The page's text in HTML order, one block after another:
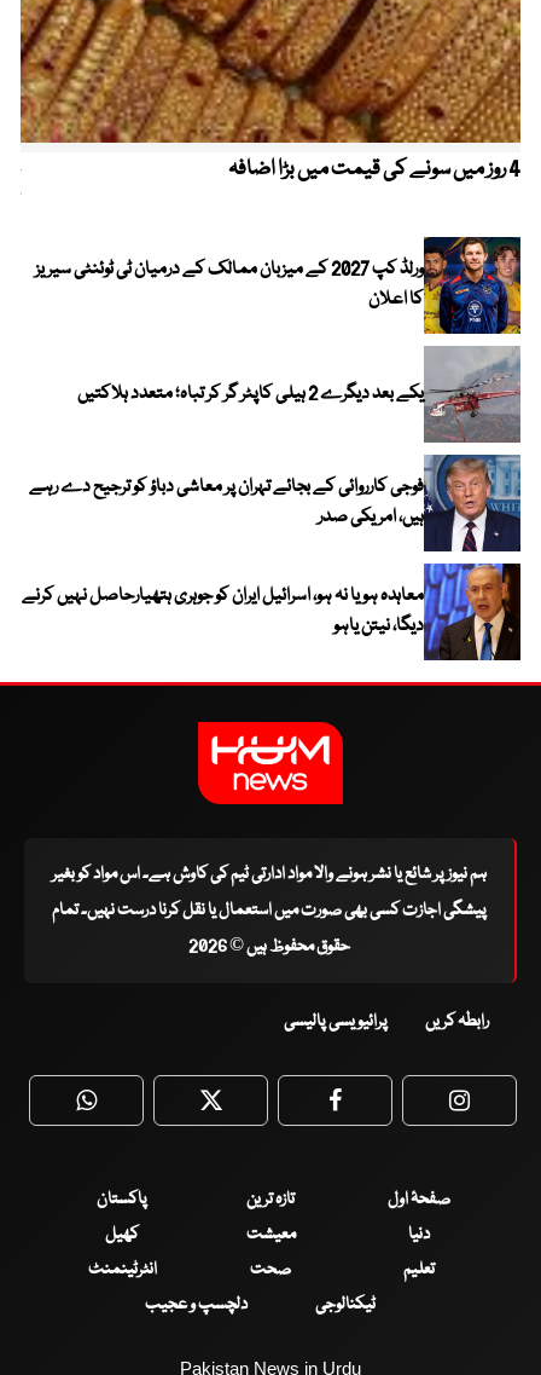
4 روز میں سونے کی قیمت میں بڑا اضافہ
ورلڈ کپ 2027 کے میزبان ممالک کے درمیان ٹی ٹوئنٹی سیریز
کا اعلان
یکے بعد دیگرے 2 ہیلی کاپٹر گر کر تباہ؛ متعدد ہلاکتیں
فوجی کارروائی کے بجائے تہران پر معاشی دباؤ کو ترجیح دے رہے
ہیں، امریکی صدر
معاہدہ ہو یا نہ ہو، اسرائیل ایران کو جوہری ہتھیارحاصل نہیں کرنے
دیگا، نیتن یاہو
ہم نیوز پر شائع یا نشر ہونے والا مواد ادارتی ٹیم کی کاوش ہے۔ اس مواد کو بغیر
پیشگی اجازت کسی بھی صورت میں استعمال یا نقل کرنا درست نہیں۔ تمام
حقوق محفوظ ہیں © 2026
رابطہ کریں پرائیویسی پالیسی
WhatsApp Twitter Facebook
صفحۂ اول تازہ ترین
پاکستان
دنیا
معیشت
کھیل
تعلیم
صحت
انٹرٹینمنٹ
ٹیکنالوجی
دلچسپ و عجیب
Pakistan News in Urdu